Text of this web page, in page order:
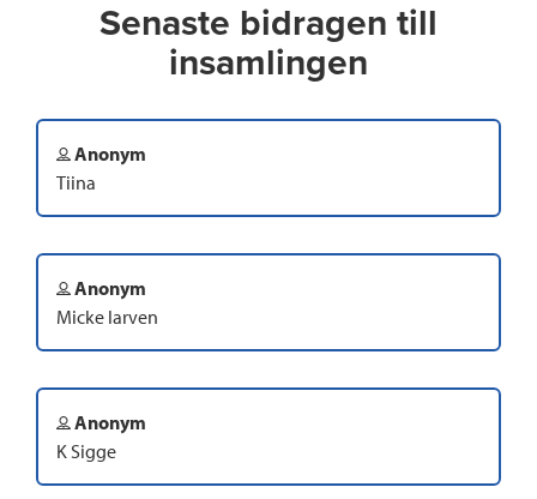
Senaste bidragen till
insamlingen
Anonym
Tiina
Anonym
Micke larven
Anonym
K Sigge